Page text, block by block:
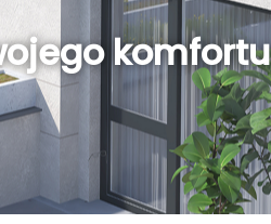
komfortu